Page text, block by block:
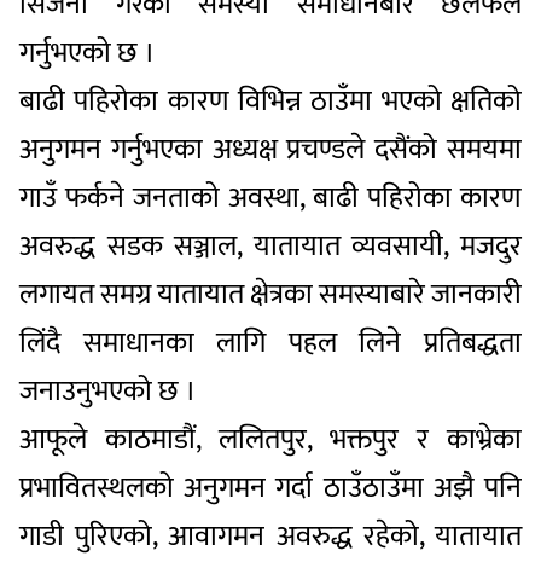
गर्नुभएको छ ।
बाढी पहिरोका कारण विभिन्न ठाउँमा भएको क्षतिको
अनुगमन गर्नुभएका अध्यक्ष प्रचण्डले दसैंको समयमा
गाउँ फर्कने जनताको अवस्था, बाढी पहिरोका कारण
अवरुद्ध सडक सञ्जाल, यातायात व्यवसायी, मजदुर
लगायत समग्र यातायात क्षेत्रका समस्याबारे जानकारी
लिंदै समाधानका लागि पहल लिने प्रतिबद्धता
जनाउनुभएको छ ।
आफूले काठमाडौं, ललितपुर, भक्तपुर र काभ्रेका
प्रभावितस्थलको अनुगमन गर्दा ठाउँठाउँमा अझै पनि
गाडी पुरिएको, आवागमन अवरुद्ध रहेको, यातायात